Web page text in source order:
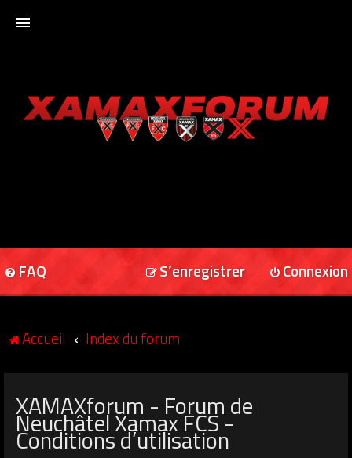
XAMAXFORUM
FAQ Connexion
S’enregistrer
Accueil Index du forum
XAMAXforum - Forum de
Neuchâtel Xamax FCS -
Conditions d’utilisation